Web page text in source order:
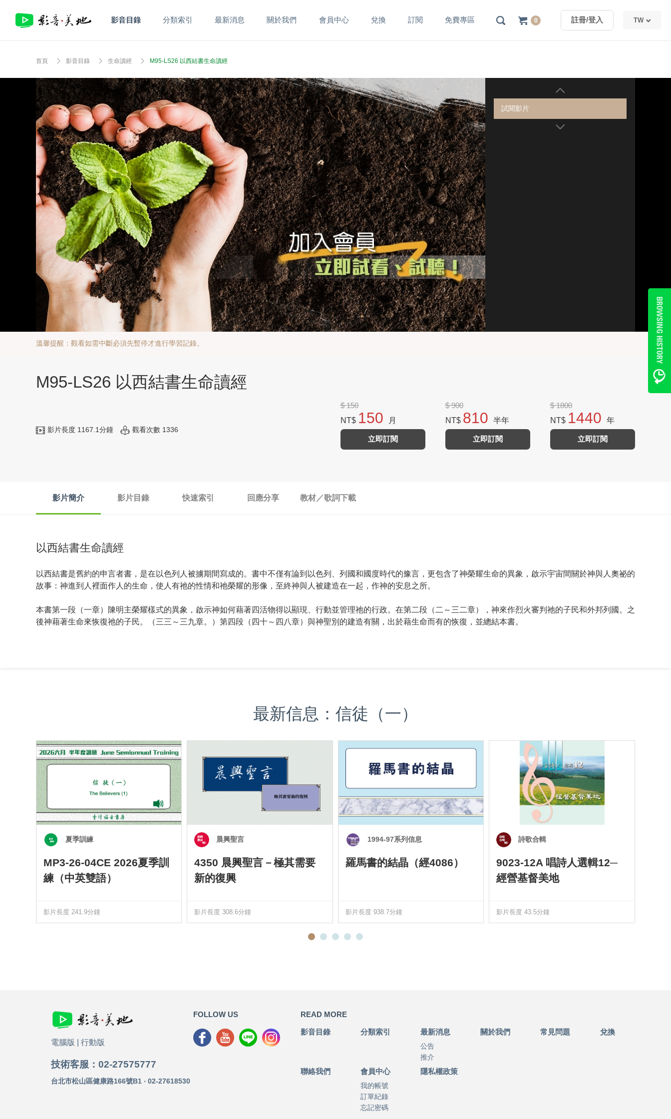
TW
TW
影音目錄 分類索引 最新消息 關於我們 會員中心 兌換 訂閱 免費專區 0 註冊/登入
首頁 影音目錄 生命讀經 M95-LS26 以西結書生命讀經
試閱影片
溫馨提醒：觀看如需中斷必須先暫停才進行學習記錄。
M95-LS26 以西結書生命讀經
影片長度 1167.1分鐘 觀看次數 1336
$ 150
NT$ 150 月
立即訂閱
$ 900
NT$ 810 半年
立即訂閱
$ 1800
NT$ 1440 年
立即訂閱
影片簡介 影片目錄 快速索引 回應分享 教材／歌詞下載
以西結書生命讀經
以西結書是舊約的申言者書，是在以色列人被擄期間寫成的。書中不僅有論到以色列、列國和國度時代的豫言，更包含了神榮耀生命的異象，啟示宇宙間關於神與人奧祕的
故事：神進到人裡面作人的生命，使人有祂的性情和祂榮耀的形像，至終神與人被建造在一起，作神的安息之所。
本書第一段（一章）陳明主榮耀樣式的異象，啟示神如何藉著四活物得以顯現、行動並管理祂的行政。在第二段（二～三二章），神來作烈火審判祂的子民和外邦列國。之
後神藉著生命來恢復祂的子民。（三三～三九章。）第四段（四十～四八章）與神聖別的建造有關，出於藉生命而有的恢復，並總結本書。
最新信息：信徒（一）
夏季訓練
MP3-26-04CE 2026夏季訓
練（中英雙語）
影片長度 241.9分鐘
晨興聖言
4350 晨興聖言－極其需要
新的復興
影片長度 308.6分鐘
1994-97系列信息
羅馬書的結晶（經4086）
影片長度 938.7分鐘
詩歌合輯
9023-12A 唱詩人選輯12─
經營基督美地
影片長度 43.5分鐘
FOLLOW US READ MORE
影音目錄 分類索引 最新消息
公告
推介
關於我們 常見問題 兌換
聯絡我們 會員中心
我的帳號
訂單紀錄
忘記密碼
隱私權政策
電腦版 行動版
技術客服：02-27575777
台北市松山區健康路166號B1 ‧ 02-27618530